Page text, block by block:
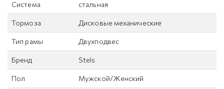
Система стальная
Тормоза Дисковые механические
Тип рамы Двухподвес
Бренд Stels
Пол Мужской/Женский